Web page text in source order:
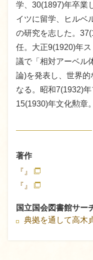
学、30(1897)年卒業
イツに留学、ヒルベ
の研究を志した。
任。大正9(1920)年
議で「相対アーベル
論)を発表し、世界
なる。昭和7(1932)年
15(1930)年文化勲章
著作
『』
『』
国立国会図書館サー
典拠を通して高木